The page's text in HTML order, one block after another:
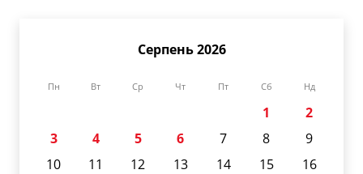
Серпень 2026
Пн Вт Ср Чт Пт Сб Нд
1
2
3
4 5 6 7 8
9
10
11 12 13 14 15
16